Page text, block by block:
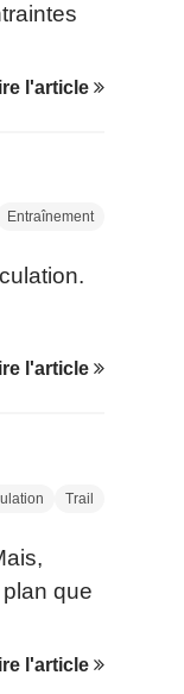
l'article
Entraînement
l'article
Trail
que
l'article